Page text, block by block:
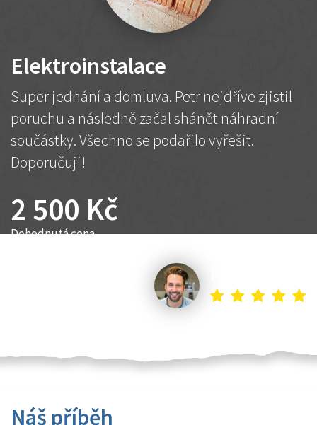
Elektroinstalace
Super jednání a domluva. Petr nejdříve zjistil
poruchu a následně začal shánět náhradní
součástky. Všechno se podařilo vyřešit.
Doporučuji!
2 500 Kč
Dohodnutá cena
Náš příběh